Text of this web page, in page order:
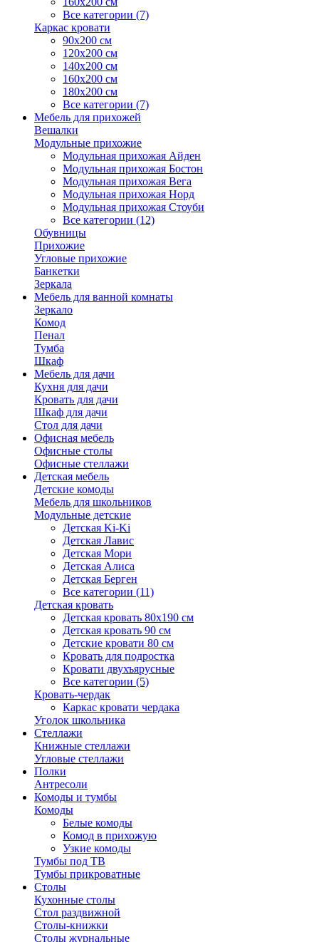
Все категории (7)
Каркас кровати
90х200 см
120х200 см
140х200 см
160х200 см
180х200 см
Все категории (7)
Мебель для прихожей
Вешалки
Модульные прихожие
Модульная прихожая Айден
Модульная прихожая Бостон
Модульная прихожая Вега
Модульная прихожая Норд
Модульная прихожая Стоуби
Все категории (12)
Обувницы
Прихожие
Угловые прихожие
Банкетки
Зеркала
Мебель для ванной комнаты
Зеркало
Комод
Пенал
Тумба
Шкаф
Мебель для дачи
Кухня для дачи
Кровать для дачи
Шкаф для дачи
Стол для дачи
Офисная мебель
Офисные столы
Офисные стеллажи
Детская мебель
Детские комоды
Мебель для школьников
Модульные детские
Детская Ki-Ki
Детская Лавис
Детская Мори
Детская Алиса
Детская Берген
Все категории (11)
Детская кровать
Детская кровать 80х190 см
Детская кровать 90 см
Детские кровати 80 см
Кровать для подростка
Кровати двухъярусные
Все категории (5)
Кровать-чердак
Каркас кровати чердака
Уголок школьника
Стеллажи
Книжные стеллажи
Угловые стеллажи
Полки
Антресоли
Комоды и тумбы
Комоды
Белые комоды
Комод в прихожую
Узкие комоды
Тумбы под ТВ
Тумбы прикроватные
Столы
Кухонные столы
Стол раздвижной
Столы-книжки
Столы журнальные